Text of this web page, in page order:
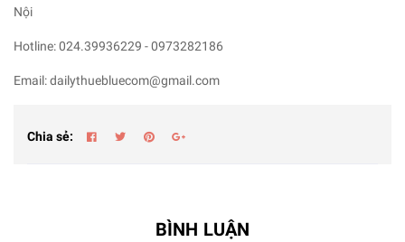
Nội
Hotline: 024.39936229 - 0973282186
Email: dailythuebluecom@gmail.com
Chia sẻ:
BÌNH LUẬN